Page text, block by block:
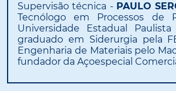
Supervisão técnica - PAULO
Tecnólogo em Processos de
Universidade Estadual
graduado em Siderurgia pela
Engenharia de Materiais pelo
fundador da Açoespecial